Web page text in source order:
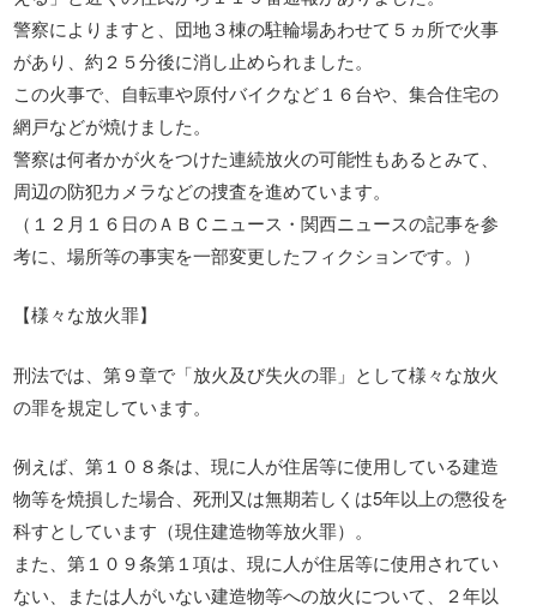
警察によりますと、団地３棟の駐輪場あわせて５ヵ所で火事
があり、約２５分後に消し止められました。
この火事で、自転車や原付バイクなど１６台や、集合住宅の
網戸などが焼けました。
警察は何者かが火をつけた連続放火の可能性もあるとみて、
周辺の防犯カメラなどの捜査を進めています。
（１２月１６日のＡＢＣニュース・関西ニュースの記事を参
考に、場所等の事実を一部変更したフィクションです。）
【様々な放火罪】
刑法では、第９章で「放火及び失火の罪」として様々な放火
の罪を規定しています。
例えば、第１０８条は、現に人が住居等に使用している建造
物等を焼損した場合、死刑又は無期若しくは5年以上の懲役を
科すとしています（現住建造物等放火罪）。
また、第１０９条第１項は、現に人が住居等に使用されてい
ない、または人がいない建造物等への放火について、２年以